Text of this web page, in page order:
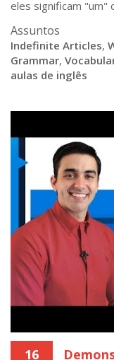
eles significam "um"
Assuntos
Indefinite Articles,
Grammar,
aulas de inglês
16